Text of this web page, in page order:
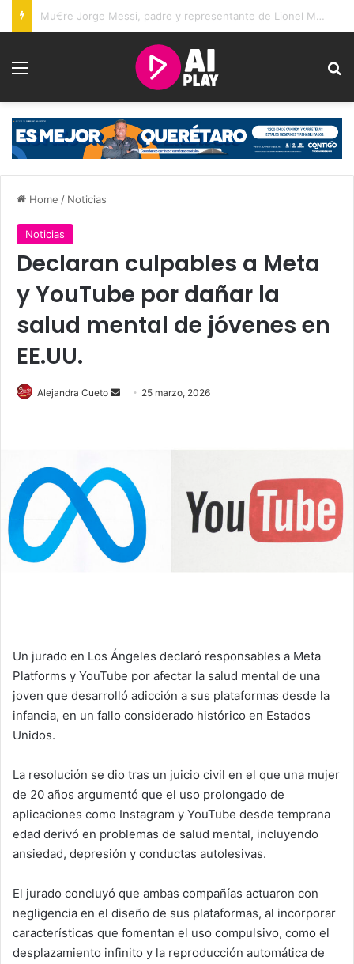
Juez retira arraigo domiciliario y brazalete a Brenda Quevedo tras casi 20 años sin sentencia
Menu
Home / Noticias
Noticias
Declaran culpables a Meta
y YouTube por dañar la
salud mental de jóvenes en
EE.UU.
Alejandra Cueto
Send 25 marzo, 2026
Un jurado en Los Ángeles declaró responsables a Meta
Platforms y YouTube por afectar la salud mental de una
joven que desarrolló adicción a sus plataformas desde la
infancia, en un fallo considerado histórico en Estados
Unidos.
La resolución se dio tras un juicio civil en el que una mujer
de 20 años argumentó que el uso prolongado de
aplicaciones como Instagram y YouTube desde temprana
edad derivó en problemas de salud mental, incluyendo
ansiedad, depresión y conductas autolesivas.
El jurado concluyó que ambas compañías actuaron con
negligencia en el diseño de sus plataformas, al incorporar
características que fomentan el uso compulsivo, como el
desplazamiento infinito y la reproducción automática de